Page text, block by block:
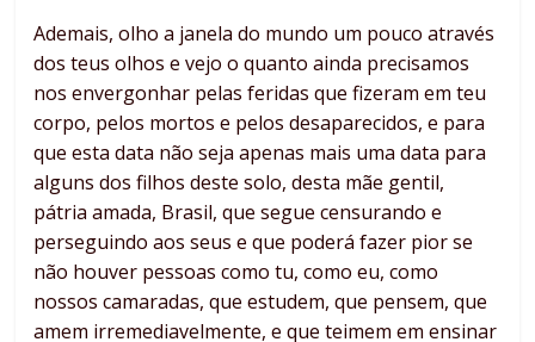
Ademais, olho a janela do mundo um pouco através
dos teus olhos e vejo o quanto ainda precisamos
nos envergonhar pelas feridas que fizeram em teu
corpo, pelos mortos e pelos desaparecidos, e para
que esta data não seja apenas mais uma data para
alguns dos filhos deste solo, desta mãe gentil,
pátria amada, Brasil, que segue censurando e
perseguindo aos seus e que poderá fazer pior se
não houver pessoas como tu, como eu, como
nossos camaradas, que estudem, que pensem, que
amem irremediavelmente, e que teimem em ensinar